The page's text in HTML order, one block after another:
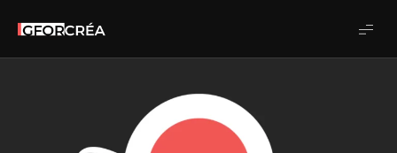
Studio
GforCréa